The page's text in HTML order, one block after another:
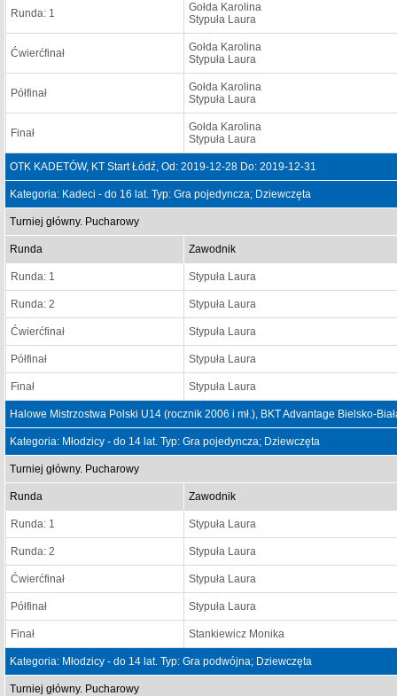
Runda: 1
Gołda Karolina
Stypuła Laura
Ćwierćfinał
Gołda Karolina
Stypuła Laura
Półfinał
Gołda Karolina
Stypuła Laura
Finał
Gołda Karolina
Stypuła Laura
OTK KADETÓW, KT Start Łódź, Od: 2019-12-28 Do: 2019-12-31
Kategoria: Kadeci - do 16 lat. Typ: Gra pojedyncza; Dziewczęta
Turniej główny. Pucharowy
Runda Zawodnik
Runda: 1 Stypuła Laura
Runda: 2 Stypuła Laura
Ćwierćfinał Stypuła Laura
Półfinał Stypuła Laura
Finał Stypuła Laura
Halowe Mistrzostwa Polski U14 (rocznik 2006 i mł.), BKT Advantage Bielsko-
Kategoria: Młodzicy - do 14 lat. Typ: Gra pojedyncza; Dziewczęta
Turniej główny. Pucharowy
Runda Zawodnik
Runda: 1 Stypuła Laura
Runda: 2 Stypuła Laura
Ćwierćfinał Stypuła Laura
Półfinał Stypuła Laura
Finał Stankiewicz Monika
Kategoria: Młodzicy - do 14 lat. Typ: Gra podwójna; Dziewczęta
Turniej główny. Pucharowy